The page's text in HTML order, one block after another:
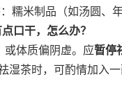
糯米制品（如汤圆、
口干，怎么办？
或体质偏阴虚。应暂停
湿茶时，可酌情加入